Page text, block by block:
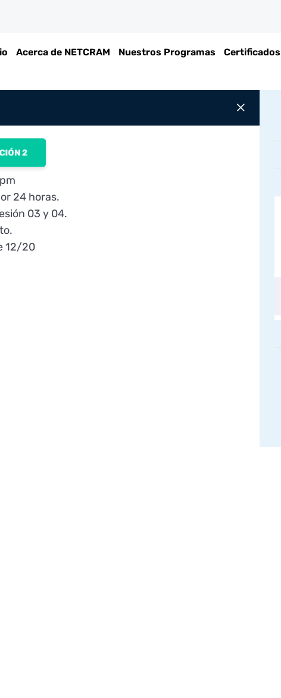
Acerca de NETCRAM Nuestros Programas Certificados
2
24 horas.
03 y 04.
12/20